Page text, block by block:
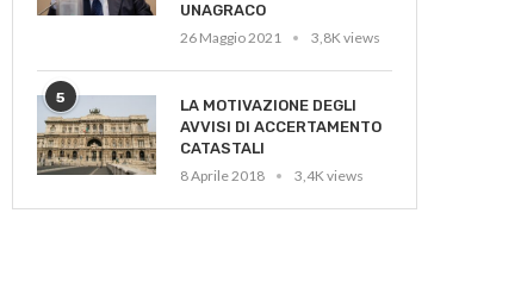
UNAGRACO
26 Maggio 2021
3,8K views
5
LA MOTIVAZIONE DEGLI
AVVISI DI ACCERTAMENTO
CATASTALI
8 Aprile 2018
3,4K views